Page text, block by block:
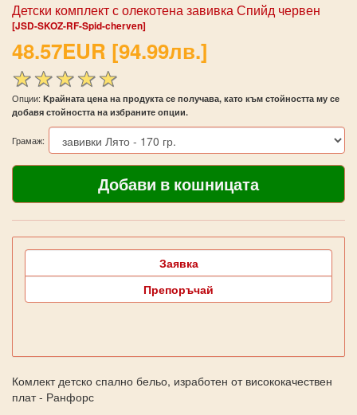
Детски комплект с олекотена завивка Спийд червен
[JSD-SKOZ-RF-Spid-cherven]
48.57EUR [94.99лв.]
Опции: Kрайната цена на продукта се получава, като към стойността му се
добавя стойността на избраните опции.
Грамаж:
Заявка
Препоръчай
Комлект детско спално бельо, изработен от висококачествен
плат - Ранфорс